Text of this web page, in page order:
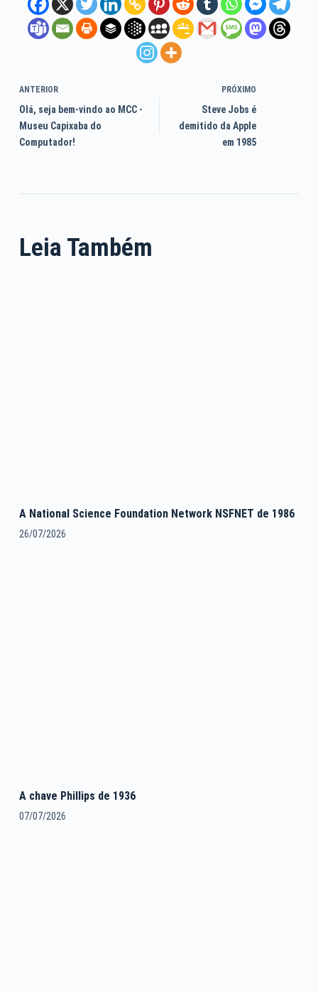
ANTERIOR
Olá, seja bem-vindo ao MCC -
Museu Capixaba do
Computador!
PRÓXIMO
Steve Jobs é
demitido da Apple
em 1985
Leia Também
A National Science Foundation Network NSFNET de 1986
26/07/2026
A chave Phillips de 1936
07/07/2026